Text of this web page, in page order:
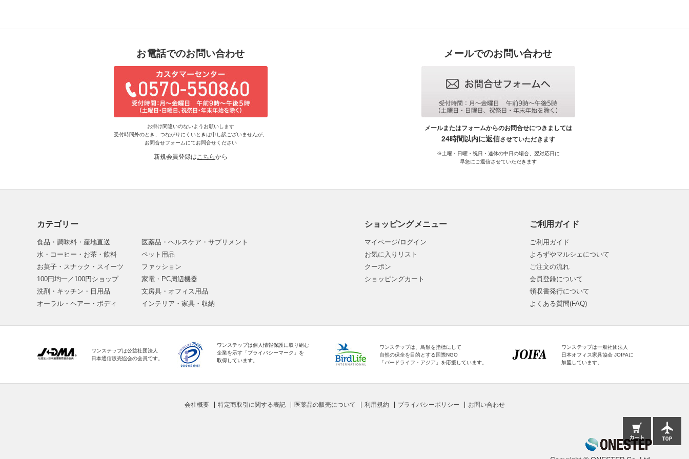
お電話でのお問い合わせ
お掛け間違いのないようお願いします
受付時間外のとき、つながりにくいときは申し訳ございませんが、
お問合せフォームにてお問合せください
新規会員登録はこちらから
メールでのお問い合わせ
メールまたはフォームからのお問合せにつきましては
24時間以内に返信させていただきます
※土曜・日曜・祝日・連休の中日の場合、翌対応日に
早急にご返信させていただきます
カテゴリー
食品・調味料・産地直送
水・コーヒー・お茶・飲料
お菓子・スナック・スイーツ
100円均一／100円ショップ
洗剤・キッチン・日用品
オーラル・ヘアー・ボディ
医薬品・ヘルスケア・サプリメント
ペット用品
ファッション
家電・PC周辺機器
文房具・オフィス用品
インテリア・家具・収納
ショッピングメニュー
マイページ/ログイン
お気に入りリスト
クーポン
ショッピングカート
ご利用ガイド
ご利用ガイド
よろずやマルシェについて
ご注文の流れ
会員登録について
領収書発行について
よくある質問(FAQ)
ワンステップは公益社団法人
日本通信販売協会の会員です。
ワンステップは個人情報保護に取り組む
企業を示す「プライバシーマーク」を
取得しています。
ワンステップは、鳥類を指標にして
自然の保全を目的とする国際NGO
「バードライフ・アジア」を応援しています。
ワンステップは一般社団法人
日本オフィス家具協会 JOIFAに
加盟しています。
会社概要 特定商取引に関する表記 医薬品の販売について 利用規約 プライバシーポリシー お問い合わせ